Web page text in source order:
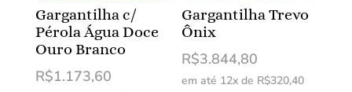
Gargantilha c/
Pérola Água Doce
Ouro Branco
R$1.173,60
Gargantilha Trevo
Ônix
R$3.844,80
em até 12x de R$320,40